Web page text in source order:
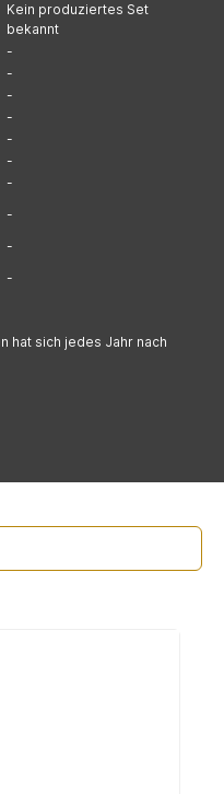
Kein produziertes Set
bekannt
-
-
-
-
-
-
-
-
-
-
hat sich jedes Jahr nach